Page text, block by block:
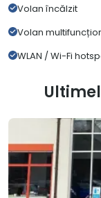
Volan încălzit
Volan
WLAN / Wi-Fi